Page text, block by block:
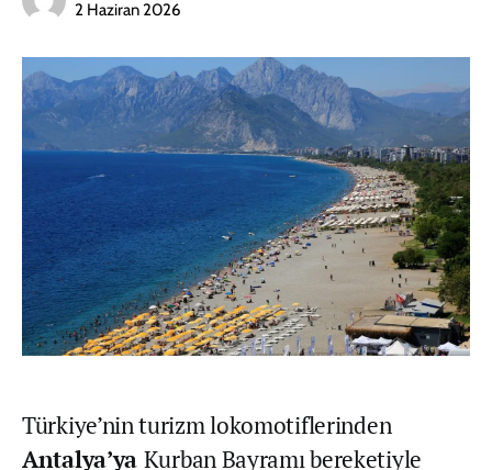
2 Haziran 2026
Türkiye’nin turizm lokomotiflerinden
Antalya’ya Kurban Bayramı bereketiyle